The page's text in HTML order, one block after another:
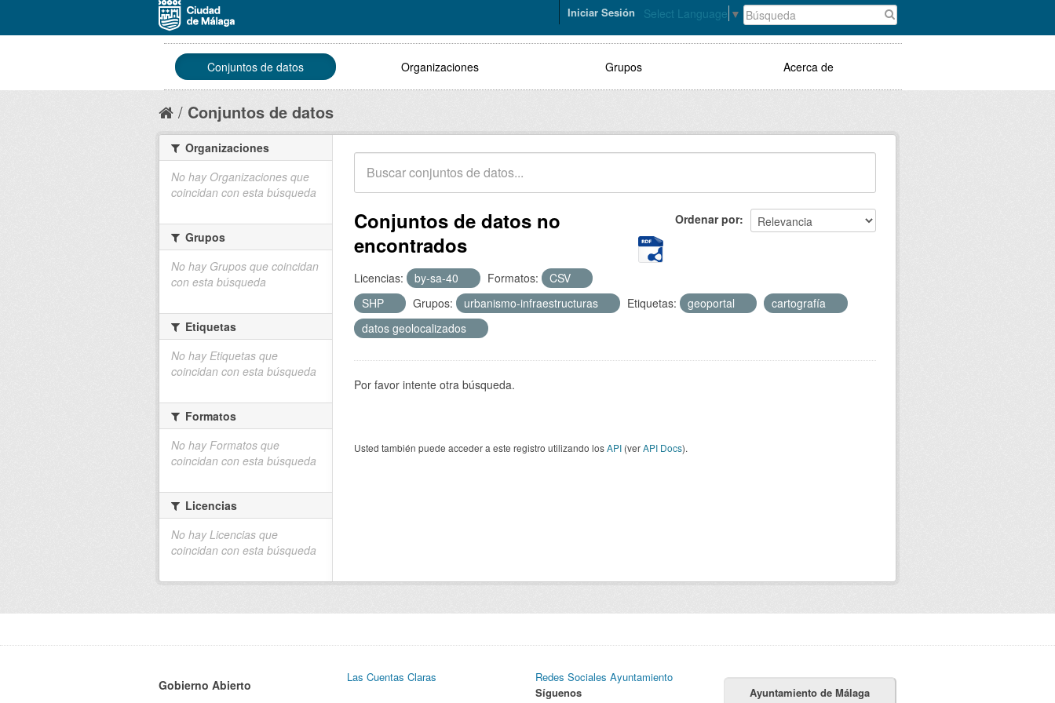
Select Language ▼
Iniciar Sesión
Conjuntos de datos Organizaciones Grupos Acerca de
Conjuntos de datos
Ordenar por
Conjuntos de datos no
encontrados
Licencias: by-sa-40 Formatos:
CSV
SHP
Grupos: urbanismo-infraestructuras Etiquetas: geoportal
cartografía
datos geolocalizados
Por favor intente otra búsqueda.
Usted también puede acceder a este registro utilizando losAPI (verAPI Docs).
Organizaciones
No hay Organizaciones que
coincidan con esta búsqueda
Grupos
No hay Grupos que coincidan
con esta búsqueda
Etiquetas
No hay Etiquetas que
coincidan con esta búsqueda
Formatos
No hay Formatos que
coincidan con esta búsqueda
Licencias
No hay Licencias que
coincidan con esta búsqueda
Gobierno Abierto
Las Cuentas Claras
Redes Sociales Ayuntamiento
Síguenos
Ayuntamiento de Málaga